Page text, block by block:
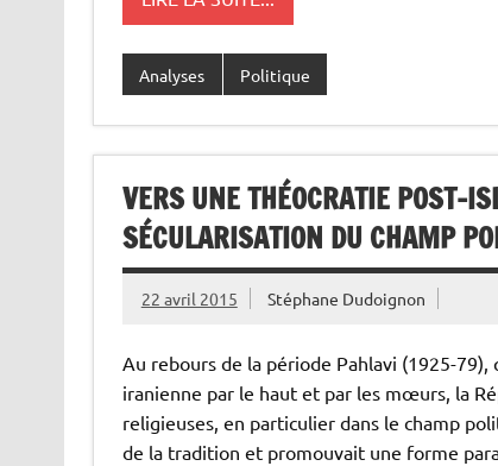
Analyses Politique
VERS UNE THÉOCRATIE POST-
SÉCULARISATION DU CHAMP
22 avril 2015 Stéphane Dudoignon
Au rebours de la période Pahlavi (1925-79),
iranienne par le haut et par les mœurs, la
religieuses, en particulier dans le champ
de la tradition et promouvait une forme